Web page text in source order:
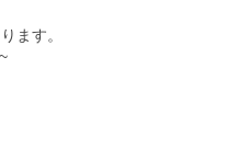
ます。